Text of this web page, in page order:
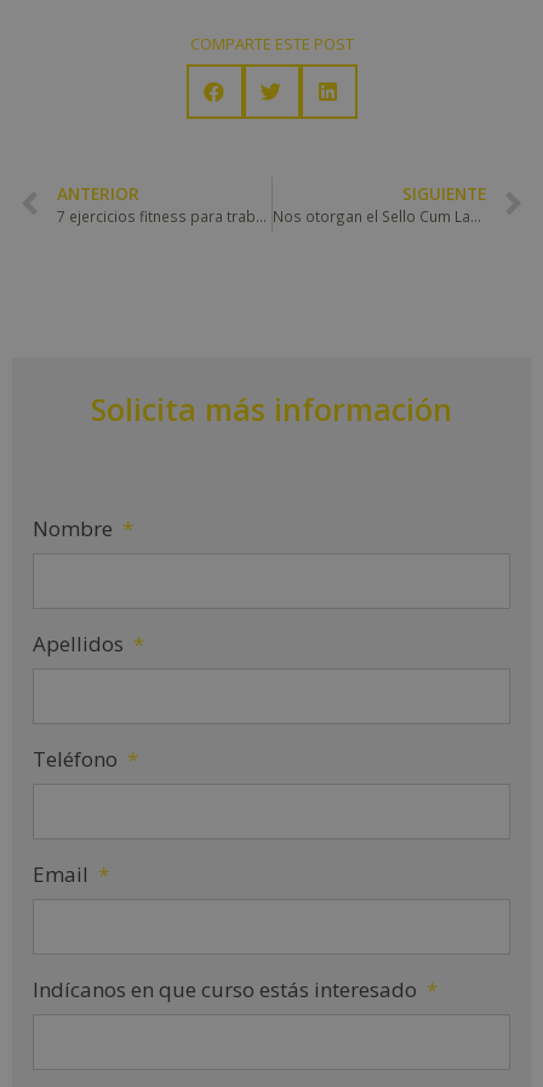
COMPARTE ESTE POST
ANTERIOR
7 ejercicios fitness para trabajar tu cuerpo
SIGUIENTE
Nos otorgan el Sello Cum Laude 2020
Solicita más información
Nombre *
Apellidos *
Teléfono *
Email *
Indícanos en que curso estás interesado *